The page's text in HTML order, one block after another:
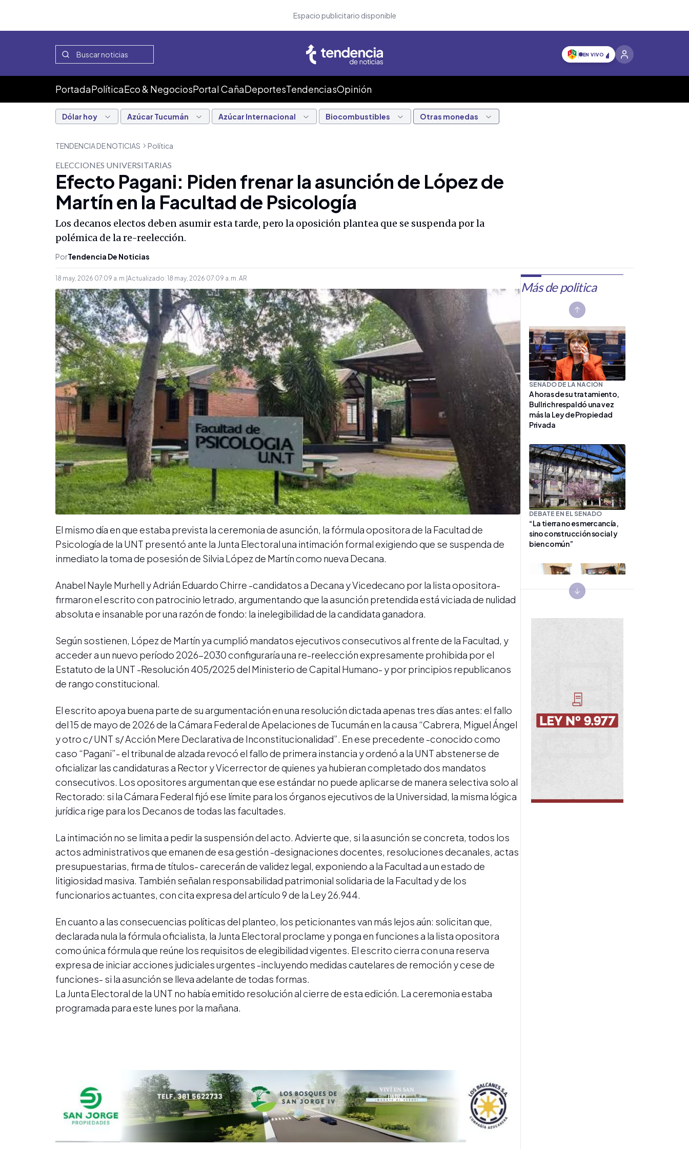
Espacio publicitario disponible
EN VIVO
PortadaPolíticaEco & NegociosPortal CañaDeportesTendenciasOpinión
Dólar hoy Azúcar Tucumán Azúcar Internacional Biocombustibles Otras monedas
TENDENCIA DE NOTICIAS Política
ELECCIONES UNIVERSITARIAS
Efecto Pagani: Piden frenar la asunción de López de
Martín en la Facultad de Psicología
Los decanos electos deben asumir esta tarde, pero la oposición plantea que se suspenda por la
polémica de la re-reelección.
PorTendencia De Noticias
18 may, 2026 07:09 a. m. Actualizado: 18 may, 2026 07:09 a. m. AR
El mismo día en que estaba prevista la ceremonia de asunción, la fórmula opositora de la Facultad de
Psicología de la UNT presentó ante la Junta Electoral una intimación formal exigiendo que se suspenda de
inmediato la toma de posesión de Silvia López de Martín como nueva Decana.
Anabel Nayle Murhell y Adrián Eduardo Chirre -candidatos a Decana y Vicedecano por la lista opositora-
firmaron el escrito con patrocinio letrado, argumentando que la asunción pretendida está viciada de nulidad
absoluta e insanable por una razón de fondo: la inelegibilidad de la candidata ganadora.
Según sostienen, López de Martín ya cumplió mandatos ejecutivos consecutivos al frente de la Facultad, y
acceder a un nuevo período 2026-2030 configuraría una re-reelección expresamente prohibida por el
Estatuto de la UNT -Resolución 405/2025 del Ministerio de Capital Humano- y por principios republicanos
de rango constitucional.
El escrito apoya buena parte de su argumentación en una resolución dictada apenas tres días antes: el fallo
del 15 de mayo de 2026 de la Cámara Federal de Apelaciones de Tucumán en la causa “Cabrera, Miguel Ángel
y otro c/ UNT s/ Acción Mere Declarativa de Inconstitucionalidad”. En ese precedente -conocido como
caso “Pagani”- el tribunal de alzada revocó el fallo de primera instancia y ordenó a la UNT abstenerse de
oficializar las candidaturas a Rector y Vicerrector de quienes ya hubieran completado dos mandatos
consecutivos. Los opositores argumentan que ese estándar no puede aplicarse de manera selectiva solo al
Rectorado: si la Cámara Federal fijó ese límite para los órganos ejecutivos de la Universidad, la misma lógica
jurídica rige para los Decanos de todas las facultades.
La intimación no se limita a pedir la suspensión del acto. Advierte que, si la asunción se concreta, todos los
actos administrativos que emanen de esa gestión -designaciones docentes, resoluciones decanales, actas
presupuestarias, firma de títulos- carecerán de validez legal, exponiendo a la Facultad a un estado de
litigiosidad masiva. También señalan responsabilidad patrimonial solidaria de la Facultad y de los
funcionarios actuantes, con cita expresa del artículo 9 de la Ley 26.944.
En cuanto a las consecuencias políticas del planteo, los peticionantes van más lejos aún: solicitan que,
declarada nula la fórmula oficialista, la Junta Electoral proclame y ponga en funciones a la lista opositora
como única fórmula que reúne los requisitos de elegibilidad vigentes. El escrito cierra con una reserva
expresa de iniciar acciones judiciales urgentes -incluyendo medidas cautelares de remoción y cese de
funciones- si la asunción se lleva adelante de todas formas.
La Junta Electoral de la UNT no había emitido resolución al cierre de esta edición. La ceremonia estaba
programada para este lunes por la mañana.
Más de politica
SENADO DE LA NACIÓN
A horas de su tratamiento,
Bullrich respaldó una vez
más la Ley de Propiedad
Privada
DEBATE EN EL SENADO
“La tierra no es mercancía,
sino construcción social y
bien común”
VIAJE APOSTÓLICO
regional
Previous slide
Next slide